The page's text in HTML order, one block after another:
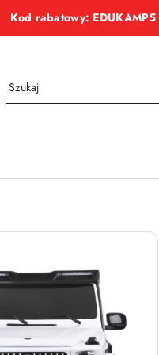
Kod rabatowy: EDUKAMP5